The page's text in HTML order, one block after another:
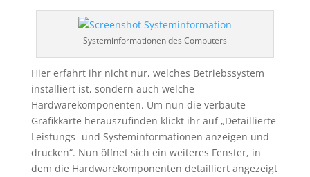
Systeminformationen des Computers
Hier erfahrt ihr nicht nur, welches Betriebssystem
installiert ist, sondern auch welche
Hardwarekomponenten. Um nun die verbaute
Grafikkarte herauszufinden klickt ihr auf „Detaillierte
Leistungs- und Systeminformationen anzeigen und
drucken“. Nun öffnet sich ein weiteres Fenster, in
dem die Hardwarekomponenten detailliert angezeigt